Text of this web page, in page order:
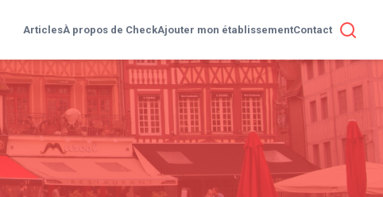
ArticlesÀ propos de CheckAjouter mon établissementContact